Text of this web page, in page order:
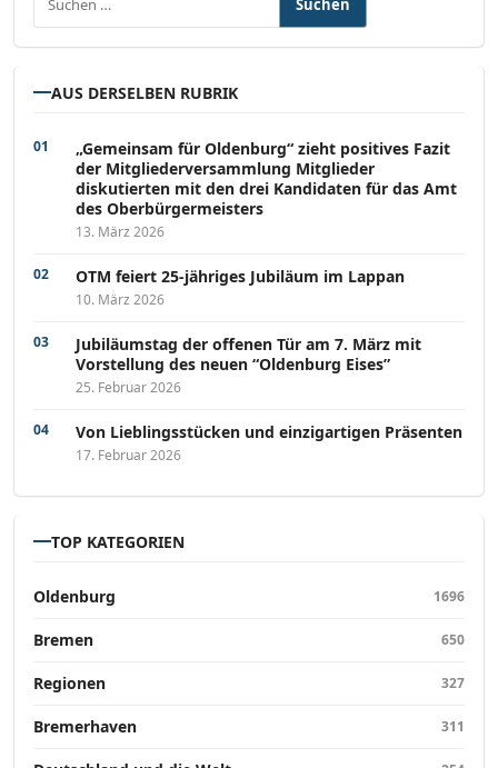
AUS DERSELBEN RUBRIK
„Gemeinsam für Oldenburg“ zieht positives Fazit
der Mitgliederversammlung Mitglieder
diskutierten mit den drei Kandidaten für das Amt
des Oberbürgermeisters
13. März 2026
OTM feiert 25-jähriges Jubiläum im Lappan
10. März 2026
Jubiläumstag der offenen Tür am 7. März mit
Vorstellung des neuen “Oldenburg Eises”
25. Februar 2026
Von Lieblingsstücken und einzigartigen Präsenten
17. Februar 2026
TOP KATEGORIEN
Oldenburg 1696
Bremen 650
Regionen 327
Bremerhaven 311